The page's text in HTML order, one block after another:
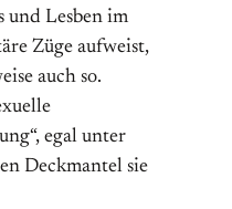
und Lesben im
Züge aufweist,
auch so.
egal unter
Deckmantel sie